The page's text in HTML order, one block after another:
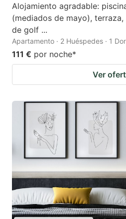
Alojamiento agradable:
(mediados de mayo),
de golf ...
Apartamento · 2 Huéspedes · 1
111 € por noche*
Ver